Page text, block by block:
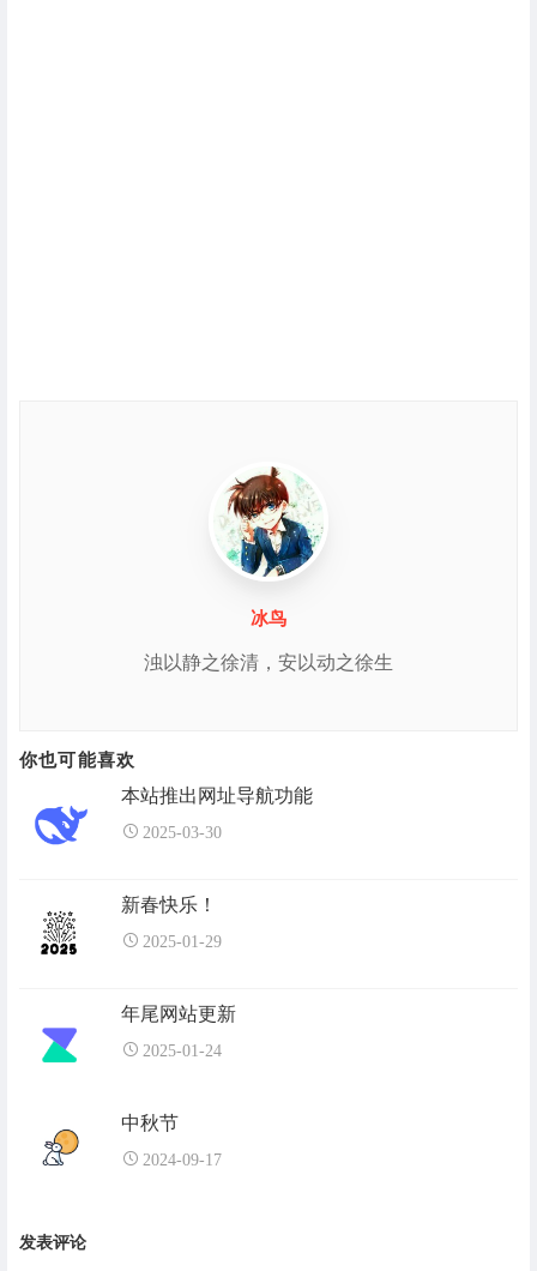
冰鸟
浊以静之徐清，安以动之徐生
你也可能喜欢
本站推出网址导航功能
2025-03-30
新春快乐！
2025-01-29
年尾网站更新
2025-01-24
中秋节
2024-09-17
发表评论